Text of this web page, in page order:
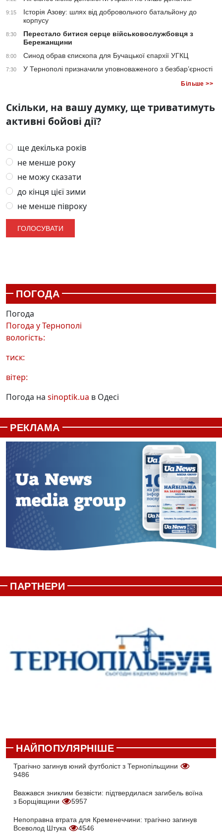
9:15
Історія Азову: шлях від добровольчого батальйону до
корпусу
8:30
Перестало битися серце військовослужбовця з
Бережанщини
8:00 Синод обрав єпископа для Бучацької єпархії УГКЦ
7:30 У Тернополі призначили уповноваженого з безбар’єрності
Більше >>
Скільки, на вашу думку, ще триватимуть
активні бойові дії?
ще декілька років
не менше року
не можу сказати
до кінця цієї зими
не менше півроку
ПОГОДА
Погода
Погода уТернополі
вологість:
тиск:
вітер:
Погода на sinoptik.ua в Одесі
РЕКЛАМА
ПАРТНЕРИ
НАЙПОПУЛЯРНІШЕ
Трагічно загинув юний футболіст з Тернопільщини
9486
Вважався зниклим безвісти: підтвердилася загибель воїна
з Борщівщини
5957
Непоправна втрата для Кременеччини: трагічно загинув
Всеволод Штука
4546